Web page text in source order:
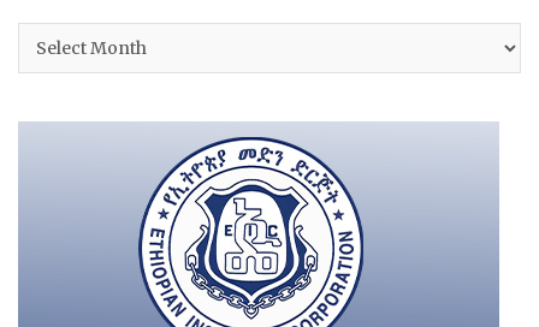
ማኅደር